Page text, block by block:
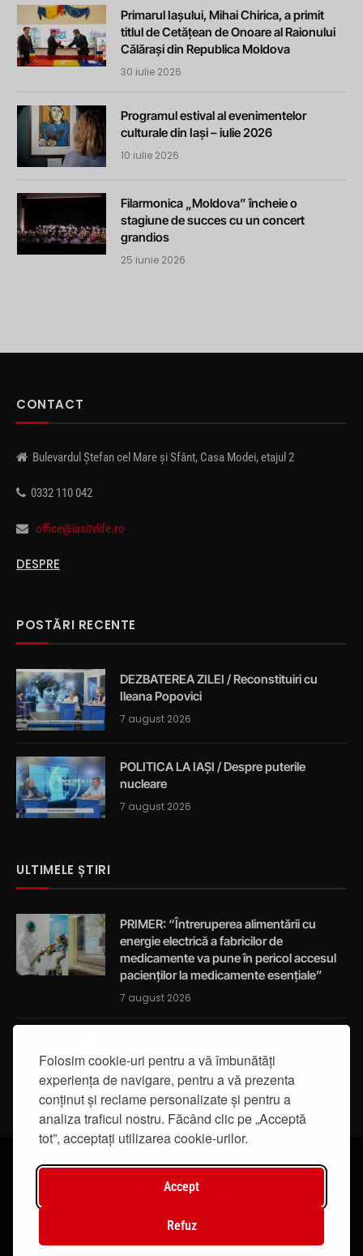
Folosim cookie-uri pentru a vă îmbunătăți
experiența de navigare, pentru a vă prezenta
conținut și reclame personalizate și pentru a
analiza traficul nostru. Făcând clic pe „Acceptă
tot”, acceptați utilizarea cookie-urilor.
Accept
Refuz
Primarul Iașului, Mihai Chirica, a primit
titlul de Cetățean de Onoare al Raionului
Călărași din Republica Moldova
30 iulie 2026
Programul estival al evenimentelor
culturale din Iași – iulie 2026
10 iulie 2026
Filarmonica „Moldova” încheie o
stagiune de succes cu un concert
grandios
25 iunie 2026
CONTACT
Bulevardul Ștefan cel Mare și Sfânt, Casa Modei, etajul 2
0332 110 042
office@iasitvlife.ro
DESPRE
POSTĂRI RECENTE
DEZBATEREA ZILEI / Reconstituiri cu
Ileana Popovici
7 august 2026
POLITICA LA IAȘI / Despre puterile
nucleare
7 august 2026
ULTIMELE ȘTIRI
PRIMER: “Întreruperea alimentării cu
energie electrică a fabricilor de
medicamente va pune în pericol accesul
pacienților la medicamente esențiale”
7 august 2026
integrității
7 august 2026
© 2019 - IasiTV Life. Toate drepturile rezervate.